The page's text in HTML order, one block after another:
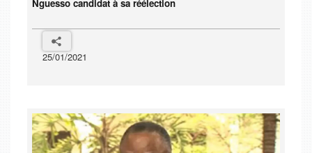
Nguesso candidat à sa réélection
25/01/2021